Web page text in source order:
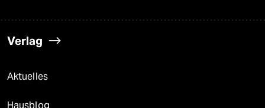
Verlag
Aktuelles
Hausblog